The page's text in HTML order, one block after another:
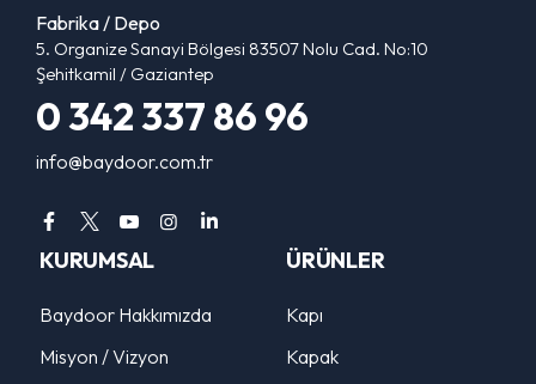
Fabrika / Depo
5. Organize Sanayi Bölgesi 83507 Nolu Cad. No:10
Şehitkamil / Gaziantep
0 342 337 86 96
info@baydoor.com.tr
KURUMSAL
Baydoor Hakkımızda
Misyon / Vizyon
ÜRÜNLER
Kapı
Kapak